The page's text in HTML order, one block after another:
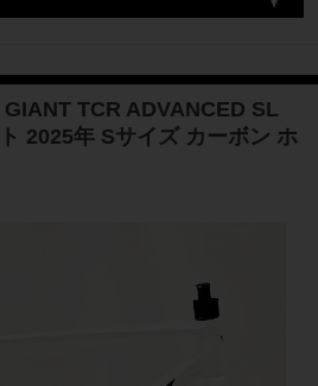
TCR ADVANCED SL
2025年 Sサイズ カーボン ホ